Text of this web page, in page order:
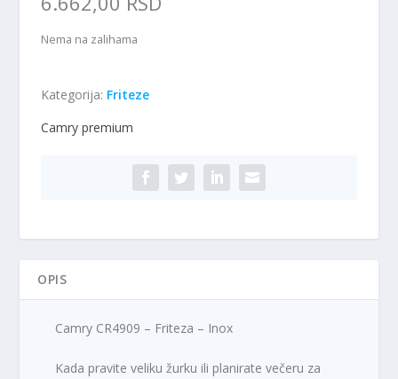
Nema na zalihama
Kategorija: Friteze
Camry premium
OPIS
Camry CR4909 – Friteza – Inox
Kada pravite veliku žurku ili planirate večeru za